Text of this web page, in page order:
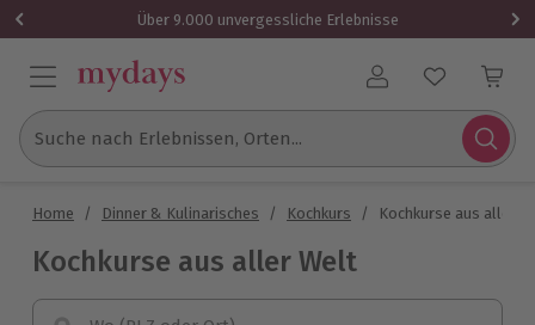
Über 9.000 unvergessliche Erlebnisse
Benutzerkonto
Suche nach Erlebnissen, Orten...
Home / Dinner & Kulinarisches / Kochkurs / Kochkurse aus aller
Kochkurse aus aller Welt